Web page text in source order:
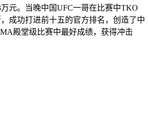
元。当晚中国UFC一哥在比赛中TKO
成功打进前十五的官方排名，创造了中
殿堂级比赛中最好成绩，获得冲击